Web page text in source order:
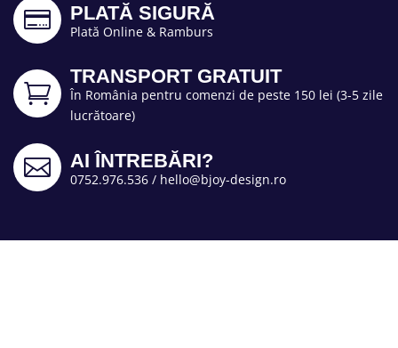
 PLATĂ SIGURĂ
Plată Online & Ramburs

TRANSPORT GRATUIT
În România pentru comenzi de peste 150 lei (3-5 zile
lucrătoare)
 AI ÎNTREBĂRI?
0752.976.536 / hello@bjoy-design.ro